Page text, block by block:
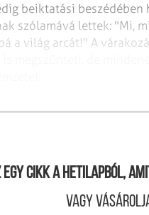
beiktatási beszédében
szólamává lettek: "Mi,
a világ arcát!" A
négy év feladatairól
egy cikk a hetilapból,
Vagy